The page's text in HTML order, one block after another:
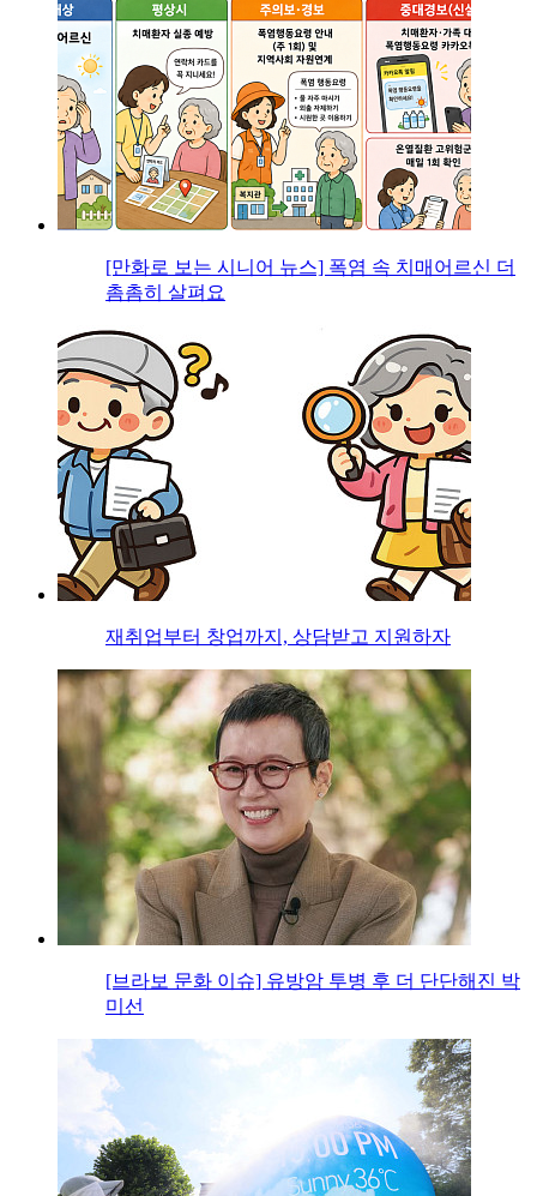
[만화로 보는 시니어 뉴스] 폭염 속 치매어르신 더
촘촘히 살펴요
재취업부터 창업까지, 상담받고 지원하자
[브라보 문화 이슈] 유방암 투병 후 더 단단해진 박
미선